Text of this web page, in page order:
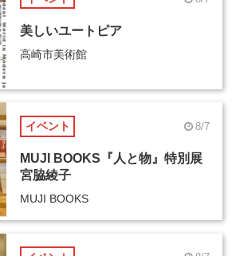
美しいユートピア
高崎市美術館
イベント 8/7
MUJI BOOKS『人と物』特別展
宮脇綾子
MUJI BOOKS